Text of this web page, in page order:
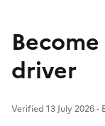
driver
Verified 13 July 2026